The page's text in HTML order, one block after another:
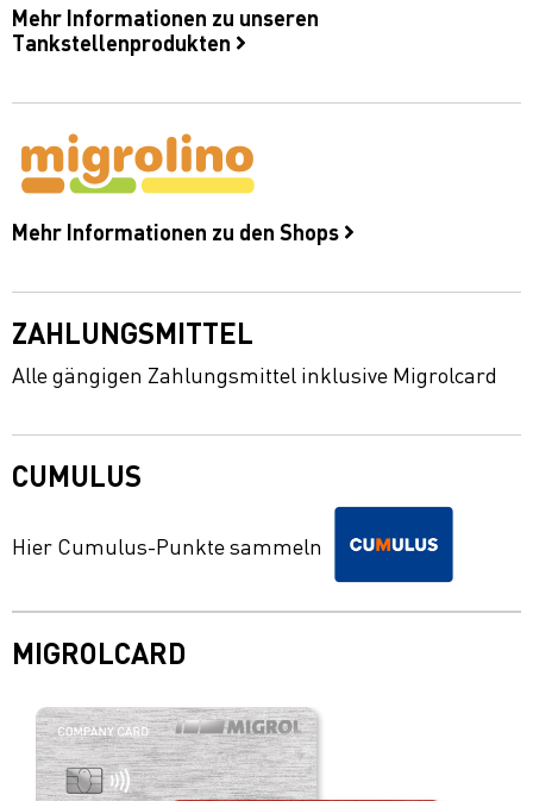
Mehr Informationen zu unseren
Tankstellenprodukten
Mehr Informationen zu den Shops
ZAHLUNGSMITTEL
Alle gängigen Zahlungsmittel inklusive Migrolcard
CUMULUS
Hier Cumulus-Punkte sammeln
MIGROLCARD